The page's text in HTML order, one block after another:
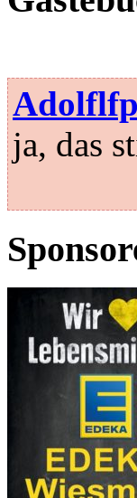
ja, das